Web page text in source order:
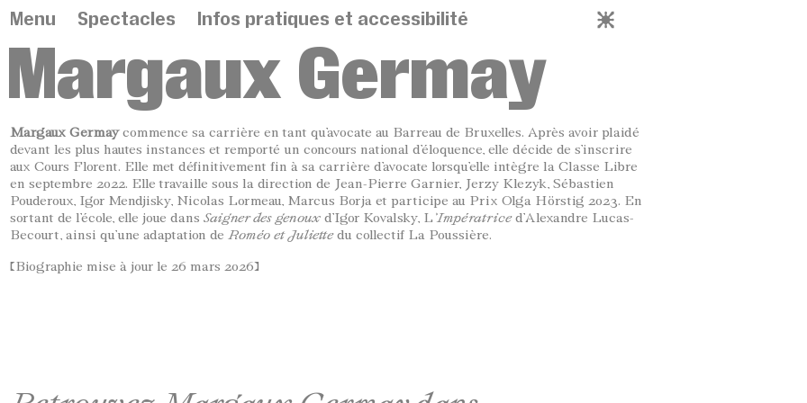
Menu Spectacles Infos pratiques et accessibilité
Margaux Germay
Margaux Germaycommence sa carrière en tant qu’avocate au Barreau de Bruxelles. Après avoir plaidé
devant les plus hautes instances et remporté un concours national d’éloquence, elle décide de s’inscrire
aux Cours Florent. Elle met définitivement fin à sa carrière d’avocate lorsqu’elle intègre la Classe Libre
en septembre 2022. Elle travaille sous la direction de Jean-Pierre Garnier, Jerzy Klezyk, Sébastien
Pouderoux, Igor Mendjisky, Nicolas Lormeau, Marcus Borja et participe au Prix Olga Hörstig 2023. En
sortant de l’école, elle joue dansSaigner des genouxd’Igor Kovalsky, L ’Impératriced’Alexandre Lucas-
Becourt, ainsi qu’une adaptation de Roméo et Juliettedu collectif La Poussière.
[Biographie mise à jour le 26 mars 2026]
Panneau de gestion des cookies